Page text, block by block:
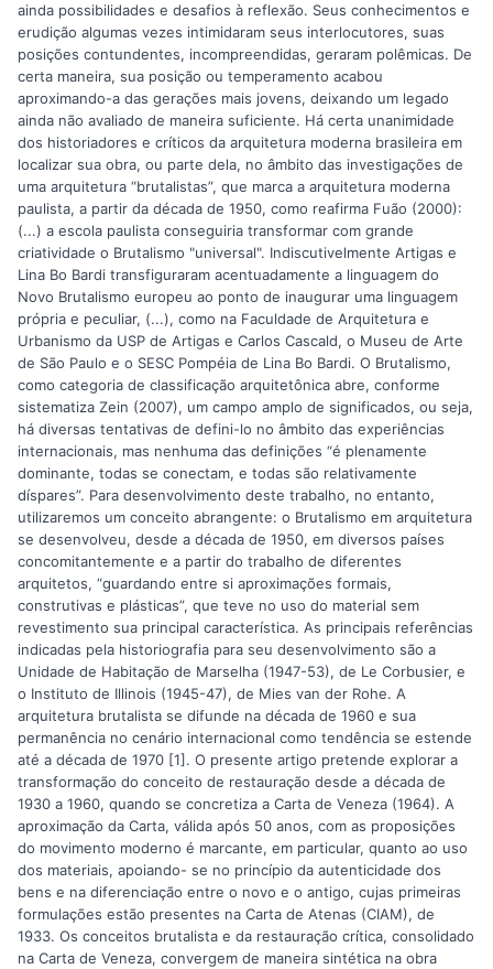
ainda possibilidades e desafios à reflexão. Seus conhecimentos e
erudição algumas vezes intimidaram seus interlocutores, suas
posições contundentes, incompreendidas, geraram polêmicas. De
certa maneira, sua posição ou temperamento acabou
aproximando-a das gerações mais jovens, deixando um legado
ainda não avaliado de maneira suficiente. Há certa unanimidade
dos historiadores e críticos da arquitetura moderna brasileira em
localizar sua obra, ou parte dela, no âmbito das investigações de
uma arquitetura “brutalistas”, que marca a arquitetura moderna
paulista, a partir da década de 1950, como reafirma Fuão (2000):
(...) a escola paulista conseguiria transformar com grande
criatividade o Brutalismo "universal". Indiscutivelmente Artigas e
Lina Bo Bardi transfiguraram acentuadamente a linguagem do
Novo Brutalismo europeu ao ponto de inaugurar uma linguagem
própria e peculiar, (...), como na Faculdade de Arquitetura e
Urbanismo da USP de Artigas e Carlos Cascald, o Museu de Arte
de São Paulo e o SESC Pompéia de Lina Bo Bardi. O Brutalismo,
como categoria de classificação arquitetônica abre, conforme
sistematiza Zein (2007), um campo amplo de significados, ou seja,
há diversas tentativas de defini-lo no âmbito das experiências
internacionais, mas nenhuma das definições “é plenamente
dominante, todas se conectam, e todas são relativamente
díspares”. Para desenvolvimento deste trabalho, no entanto,
utilizaremos um conceito abrangente: o Brutalismo em arquitetura
se desenvolveu, desde a década de 1950, em diversos países
concomitantemente e a partir do trabalho de diferentes
arquitetos, “guardando entre si aproximações formais,
construtivas e plásticas”, que teve no uso do material sem
revestimento sua principal característica. As principais referências
indicadas pela historiografia para seu desenvolvimento são a
Unidade de Habitação de Marselha (1947-53), de Le Corbusier, e
o Instituto de Illinois (1945-47), de Mies van der Rohe. A
arquitetura brutalista se difunde na década de 1960 e sua
permanência no cenário internacional como tendência se estende
até a década de 1970 [1]. O presente artigo pretende explorar a
transformação do conceito de restauração desde a década de
1930 a 1960, quando se concretiza a Carta de Veneza (1964). A
aproximação da Carta, válida após 50 anos, com as proposições
do movimento moderno é marcante, em particular, quanto ao uso
dos materiais, apoiando- se no princípio da autenticidade dos
bens e na diferenciação entre o novo e o antigo, cujas primeiras
formulações estão presentes na Carta de Atenas (CIAM), de
1933. Os conceitos brutalista e da restauração crítica, consolidado
na Carta de Veneza, convergem de maneira sintética na obra